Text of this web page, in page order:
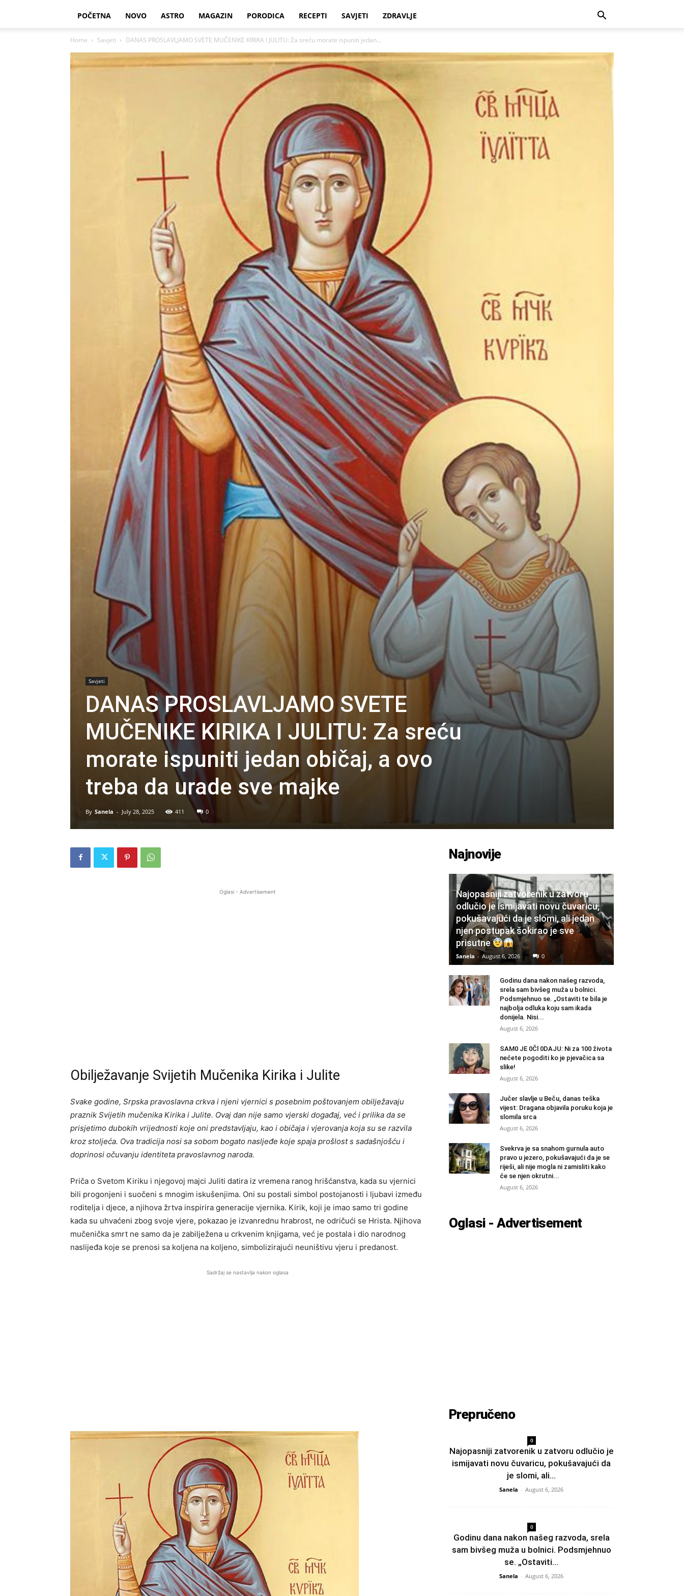
POČETNA NOVO ASTRO MAGAZIN PORODICA RECEPTI SAVJETI ZDRAVLJE
Home Savjeti DANAS PROSLAVLJAMO SVETE MUČENIKE KIRIKA I JULITU: Za sreću morate ispuniti jedan...
Savjeti
DANAS PROSLAVLJAMO SVETE
MUČENIKE KIRIKA I JULITU: Za sreću
morate ispuniti jedan običaj, a ovo
treba da urade sve majke
By Sanela - July 28, 2025 411 0
Oglasi - Advertisement
Obilježavanje Svijetih Mučenika Kirika i Julite
Svake godine, Srpska pravoslavna crkva i njeni vjernici s posebnim poštovanjem obilježavaju
praznik Svijetih mučenika Kirika i Julite. Ovaj dan nije samo vjerski događaj, već i prilika da se
prisjetimo dubokih vrijednosti koje oni predstavljaju, kao i običaja i vjerovanja koja su se razvila
kroz stoljeća. Ova tradicija nosi sa sobom bogato nasljeđe koje spaja prošlost s sadašnjošću i
doprinosi očuvanju identiteta pravoslavnog naroda.
Priča o Svetom Kiriku i njegovoj majci Juliti datira iz vremena ranog hrišćanstva, kada su vjernici
bili progonjeni i suočeni s mnogim iskušenjima. Oni su postali simbol postojanosti i ljubavi između
roditelja i djece, a njihova žrtva inspirira generacije vjernika. Kirik, koji je imao samo tri godine
kada su uhvaćeni zbog svoje vjere, pokazao je izvanrednu hrabrost, ne odričući se Hrista. Njihova
mučenička smrt ne samo da je zabilježena u crkvenim knjigama, već je postala i dio narodnog
naslijeđa koje se prenosi sa koljena na koljeno, simbolizirajući neuništivu vjeru i predanost.
Sadržaj se nastavlja nakon oglasa
Najnovije
Najopasniji zatvorenik u zatvoru
odlučio je ismijavati novu čuvaricu,
pokušavajući da je slomi, ali jedan
njen postupak šokirao je sve
prisutne
Sanela - August 6, 2026 0
Godinu dana nakon našeg razvoda,
srela sam bivšeg muža u bolnici.
Podsmjehnuo se. „Ostaviti te bila je
najbolja odluka koju sam ikada
donijela. Nisi...
August 6, 2026
SAM0 JE 0Čl 0DAJU: Ni za 100 života
nećete pogoditi ko je pjevačica sa
slike!
August 6, 2026
Jučer slavlje u Beču, danas teška
vijest: Dragana objavila poruku koja je
slomila srca
August 6, 2026
Svekrva je sa snahom gurnula auto
pravo u jezero, pokušavajući da je se
riješi, ali nije mogla ni zamisliti kako
će se njen okrutni...
August 6, 2026
Oglasi - Advertisement
Prepručeno
0
Najopasniji zatvorenik u zatvoru odlučio je
ismijavati novu čuvaricu, pokušavajući da
je slomi, ali...
Sanela - August 6, 2026
0
Godinu dana nakon našeg razvoda, srela
sam bivšeg muža u bolnici. Podsmjehnuo
se. „Ostaviti...
Sanela - August 6, 2026